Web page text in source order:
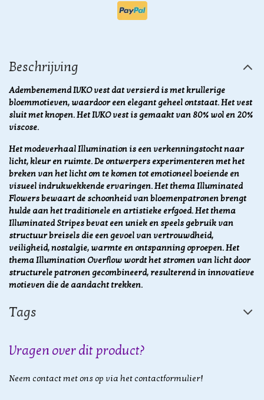
Beschrijving
Adembenemend IVKO vest dat versierd is met krullerige
bloemmotieven, waardoor een elegant geheel ontstaat. Het vest
sluit met knopen. Het IVKO vest is gemaakt van 80% wol en 20%
viscose.
Het modeverhaal Illumination is een verkenningstocht naar
licht, kleur en ruimte. De ontwerpers experimenteren met het
breken van het licht om te komen tot emotioneel boeiende en
visueel indrukwekkende ervaringen. Het thema Illuminated
Flowers bewaart de schoonheid van bloemenpatronen brengt
hulde aan het traditionele en artistieke erfgoed. Het thema
Illuminated Stripes bevat een uniek en speels gebruik van
structuur breisels die een gevoel van vertrouwdheid,
veiligheid, nostalgie, warmte en ontspanning oproepen. Het
thema Illumination Overflow wordt het stromen van licht door
structurele patronen gecombineerd, resulterend in innovatieve
motieven die de aandacht trekken.
Tags
Vragen over dit product?
Neem contact met ons op via het contactformulier!